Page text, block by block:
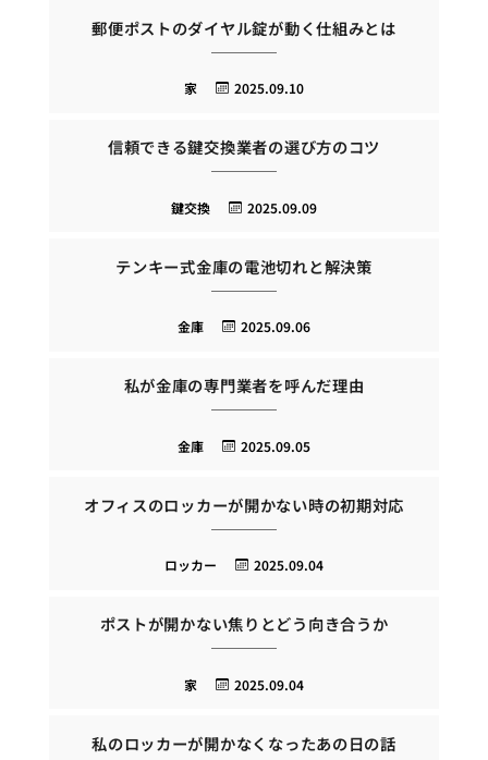
郵便ポストのダイヤル錠が動く仕組みとは
2025.09.10
家
信頼できる鍵交換業者の選び方のコツ
2025.09.09
鍵交換
テンキー式金庫の電池切れと解決策
2025.09.06
金庫
私が金庫の専門業者を呼んだ理由
2025.09.05
金庫
オフィスのロッカーが開かない時の初期対応
2025.09.04
ロッカー
ポストが開かない焦りとどう向き合うか
2025.09.04
家
私のロッカーが開かなくなったあの日の話